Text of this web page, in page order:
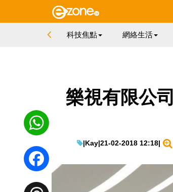
科技焦點 網絡生活
樂視有限公
|Kay|21-02-2018 12:18|
WhatsApp
Facebook